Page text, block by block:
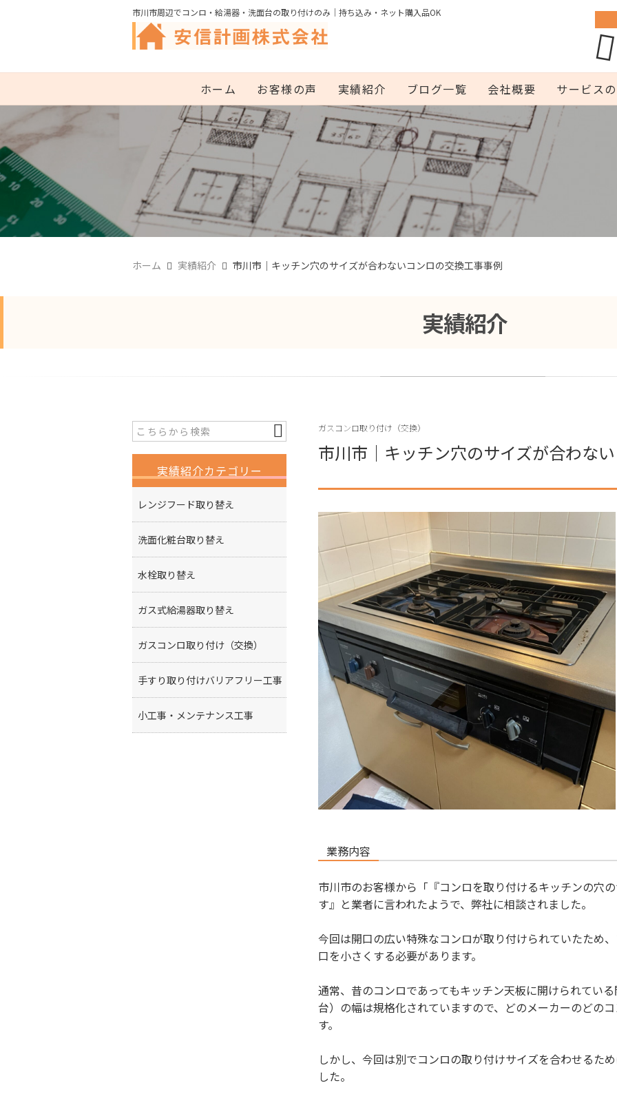
市川市周辺でコンロ・給湯器・洗面台の取り付けのみ｜持ち込み・ネット購入品OK
ホーム お客様の声 実績紹介 ブログ一覧 会社概要 サービス
ホーム 実績紹介 市川市｜キッチン穴のサイズが合わないコンロの交換工事事例
実績紹介
ガスコンロ取り付け（交換）
市川市｜キッチン穴のサイズが合わな
業務内容
市川市のお客様から「『コンロを取り付けるキッチンの穴
す』と業者に言われたようで、弊社に相談されました。
今回は開口の広い特殊なコンロが取り付けられていたため
口を小さくする必要があります。
通常、昔のコンロであってもキッチン天板に開けられてい
台）の幅は規格化されていますので、どのメーカーのどの
す。
しかし、今回は別でコンロの取り付けサイズを合わせるた
した。
実績紹介カテゴリー
レンジフード取り替え
洗面化粧台取り替え
水栓取り替え
ガス式給湯器取り替え
ガスコンロ取り付け（交換）
手すり取り付けバリアフリー工事
小工事・メンテナンス工事